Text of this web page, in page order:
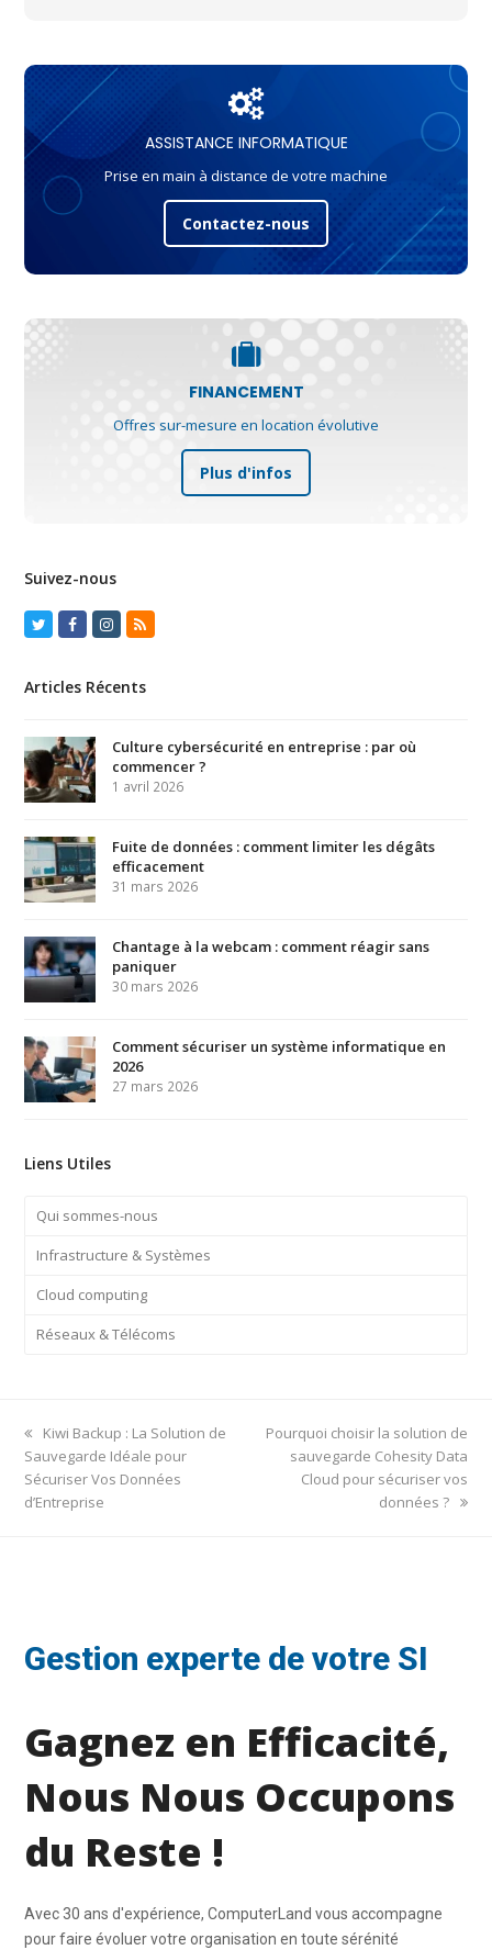
ASSISTANCE INFORMATIQUE
Prise en main à distance de votre machine
Contactez-nous
FINANCEMENT
Offres sur-mesure en location évolutive
Plus d'infos
Suivez-nous
TwitterFacebook
Instagram
RSS
Articles Récents
Culture cybersécurité en entreprise : par où
commencer ?
1 avril 2026
Fuite de données : comment limiter les dégâts
efficacement
31 mars 2026
Chantage à la webcam : comment réagir sans
paniquer
30 mars 2026
Comment sécuriser un système informatique en
2026
27 mars 2026
Liens Utiles
Qui sommes-nous
Infrastructure & Systèmes
Cloud computing
Réseaux & Télécoms
previous
post:
Kiwi Backup : La Solution de
Sauvegarde Idéale pour
Sécuriser Vos Données
d’Entreprise
next
post:
Pourquoi choisir la solution de
sauvegarde Cohesity Data
Cloud pour sécuriser vos
données ?
Gestion experte de votre SI
Gagnez en Efficacité,
Nous Nous Occupons
du Reste !
Avec 30 ans d'expérience, ComputerLand vous accompagne
pour faire évoluer votre organisation en toute sérénité